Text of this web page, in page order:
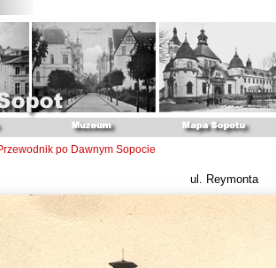
po Dawnym Sopocie
ul. Reymonta